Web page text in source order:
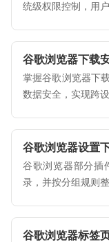
统级权限控制，用
谷歌浏览器下载
掌握谷歌浏览器下
数据安全，实现跨设
谷歌浏览器部分插
录，并按分组规则
谷歌浏览器标签